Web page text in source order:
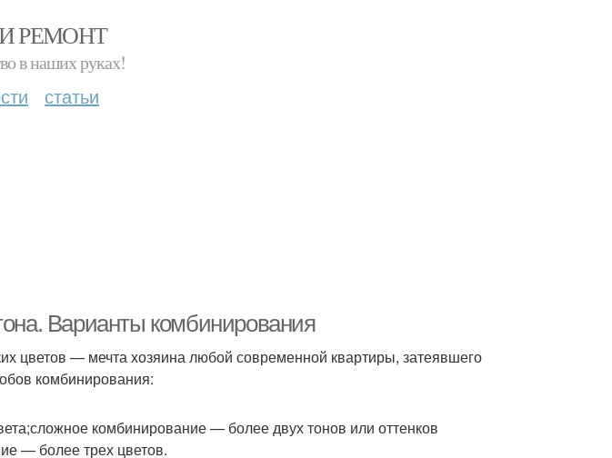
РЕМОНТ
в наших руках!
статьи
Варианты комбинирования
цветов — мечта хозяина любой современной квартиры, затеявшего
комбинирования:
комбинирование — более двух тонов или оттенков
— более трех цветов.